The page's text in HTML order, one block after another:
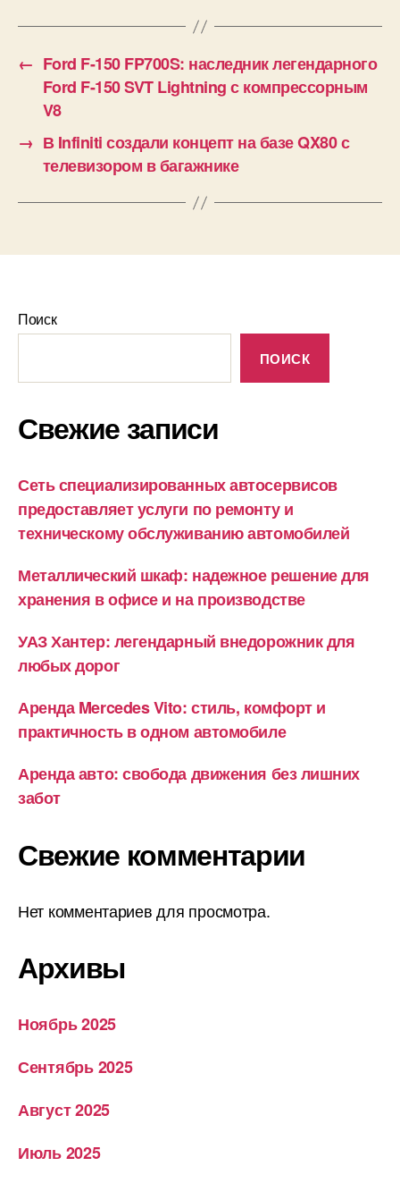
← Ford F-150 FP700S: наследник легендарного
Ford F-150 SVT Lightning с компрессорным
V8
→ В Infiniti создали концепт на базе QX80 с
телевизором в багажнике
Поиск
ПОИСК
Свежие записи
Сеть специализированных автосервисов
предоставляет услуги по ремонту и
техническому обслуживанию автомобилей
Металлический шкаф: надежное решение для
хранения в офисе и на производстве
УАЗ Хантер: легендарный внедорожник для
любых дорог
Аренда Mercedes Vito: стиль, комфорт и
практичность в одном автомобиле
Аренда авто: свобода движения без лишних
забот
Свежие комментарии
Нет комментариев для просмотра.
Архивы
Ноябрь 2025
Сентябрь 2025
Август 2025
Июль 2025